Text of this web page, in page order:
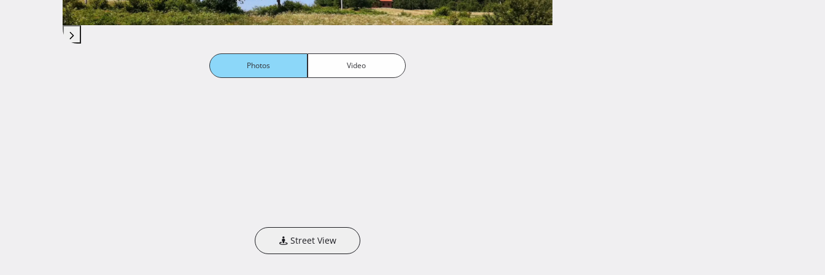
Photos Video
kapaciteta), ugostiteljske građevine, sportski tereni, bazen te poslovne i pomoćne zgrade za potrebe rada
kampa.
Sukladno prostorno-planskim uvjetima na zemljištu “T” namjene mogućnost gradnje cca 4.300 m2 GBP
Cijena: 131.000 EUR (25 EUR/m2 građevinskog zemljišta + 3 EUR/m2 poljopr.
Street View